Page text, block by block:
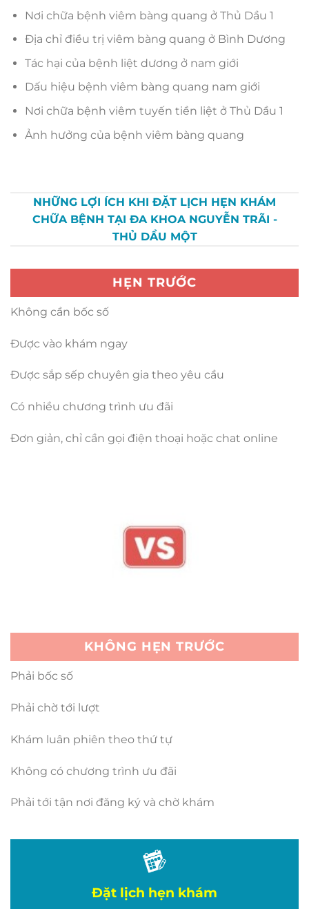
Nơi chữa bệnh viêm bàng quang ở Thủ Dầu 1
Địa chỉ điều trị viêm bàng quang ở Bình Dương
Tác hại của bệnh liệt dương ở nam giới
Dấu hiệu bệnh viêm bàng quang nam giới
Nơi chữa bệnh viêm tuyến tiền liệt ở Thủ Dầu 1
Ảnh hưởng của bệnh viêm bàng quang
NHỮNG LỢI ÍCH KHI ĐẶT LỊCH HẸN KHÁM
CHỮA BỆNH TẠI ĐA KHOA NGUYỄN TRÃI -
THỦ DẦU MỘT
HẸN TRƯỚC
Không cần bốc số
Được vào khám ngay
Được sắp sếp chuyên gia theo yêu cầu
Có nhiều chương trình ưu đãi
Đơn giản, chỉ cần gọi điện thoại hoặc chat online
KHÔNG HẸN TRƯỚC
Phải bốc số
Phải chờ tới lượt
Khám luân phiên theo thứ tự
Không có chương trình ưu đãi
Phải tới tận nơi đăng ký và chờ khám
Đặt lịch hẹn khám